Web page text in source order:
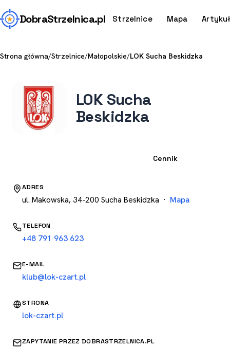
DobraStrzelnica.pl Strzelnice Mapa
Strona główna/Strzelnice/Małopolskie/LOK Sucha Beskidzka
LOK Sucha
Beskidzka
Cennik
ADRES
ul. Makowska, 34-200 Sucha Beskidzka · Mapa
TELEFON
+48 791 963 623
E-MAIL
klub@lok-czart.pl
STRONA
lok-czart.pl
ZAPYTANIE PRZEZ DOBRASTRZELNICA.PL